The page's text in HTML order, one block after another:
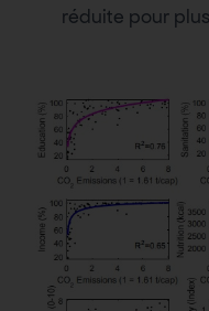
réduite pour